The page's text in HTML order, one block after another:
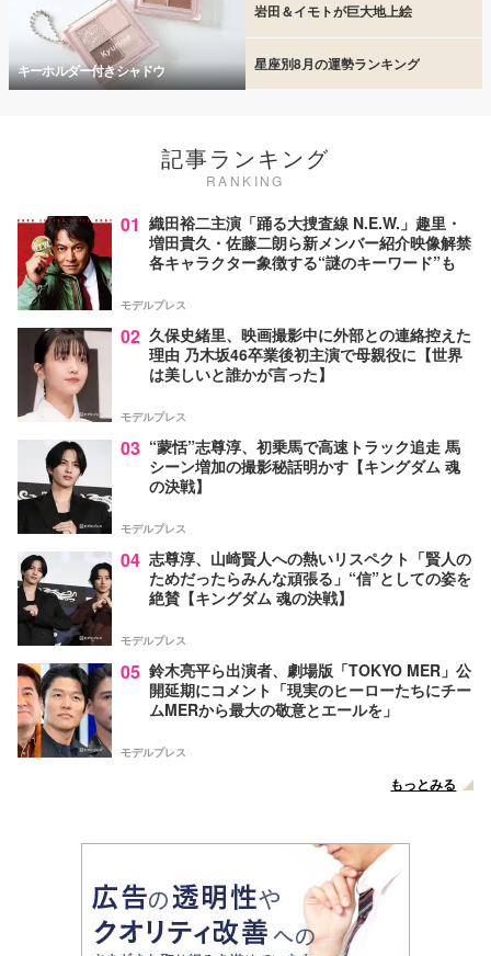
キーホルダー付きシャドウ
岩田＆イモトが巨大地上絵
星座別8月の運勢ランキング
記事ランキング
RANKING
01 織田裕二主演「踊る大捜査線 N.E.W.」趣里・
増田貴久・佐藤二朗ら新メンバー紹介映像解禁
各キャラクター象徴する“謎のキーワード”も
モデルプレス
02 久保史緒里、映画撮影中に外部との連絡控えた
理由 乃木坂46卒業後初主演で母親役に【世界
は美しいと誰かが言った】
モデルプレス
03 “蒙恬”志尊淳、初乗馬で高速トラック追走 馬
シーン増加の撮影秘話明かす【キングダム 魂
の決戦】
モデルプレス
04 志尊淳、山崎賢人への熱いリスペクト「賢人の
ためだったらみんな頑張る」“信”としての姿を
絶賛【キングダム 魂の決戦】
モデルプレス
05 鈴木亮平ら出演者、劇場版「TOKYO MER」公
開延期にコメント「現実のヒーローたちにチー
ムMERから最大の敬意とエールを」
モデルプレス
もっとみる